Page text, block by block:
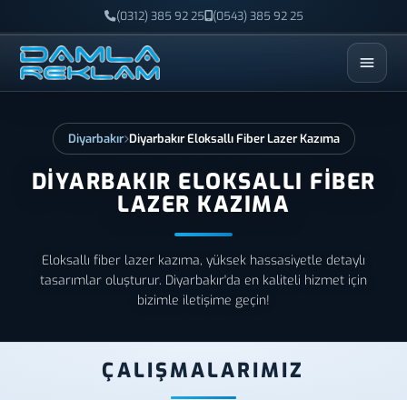
(0312) 385 92 25 (0543) 385 92 25
ESC
Diyarbakır Diyarbakır Eloksallı Fiber Lazer Kazıma
DIYARBAKIR ELOKSALLI FIBER
LAZER KAZIMA
Eloksallı fiber lazer kazıma, yüksek hassasiyetle detaylı
tasarımlar oluşturur. Diyarbakır'da en kaliteli hizmet için
bizimle iletişime geçin!
ÇALIŞMALARIMIZ